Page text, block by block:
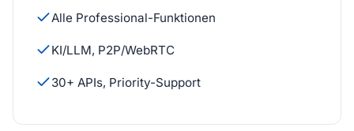
Alle Professional-Funktionen
KI/LLM, P2P/WebRTC
30+ APIs, Priority-Support